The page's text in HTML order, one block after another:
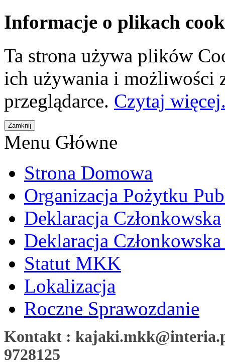
Informacje o plikach
Ta strona używa plików
ich używania i możliwości
przeglądarce. Czytaj
Menu Główne
Strona Domowa
Organizacja Pożytku
Deklaracja Członkowska
Deklaracja
Statut MKK
Lokalizacja
Roczne Sprawozdanie
Kontakt :
9728125